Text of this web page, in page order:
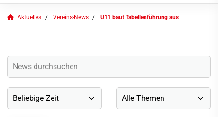
Aktuelles Vereins-News U11 baut Tabellenführung aus